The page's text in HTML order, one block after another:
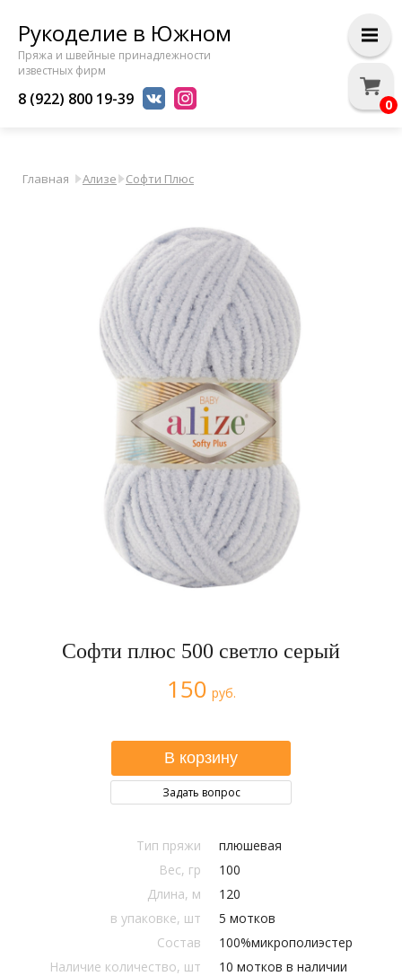
Рукоделие в Южном
Пряжа и швейные принадлежности
известных фирм
8 (922) 800 19-39
Главная Ализе Софти Плюс
Софти плюс 500 светло серый
150 руб.
Задать вопрос
Тип пряжи
плюшевая
Вес, гр
100
Длина, м
120
в упаковке, шт
5 мотков
Состав
100%микрополиэстер
Наличие количество, шт
10 мотков в наличии
0